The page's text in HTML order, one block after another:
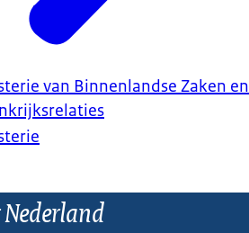
van Binnenlandse Zaken en